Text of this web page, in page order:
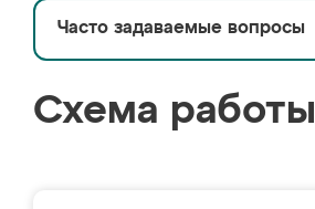
Часто задаваемые вопросы
Схема работы